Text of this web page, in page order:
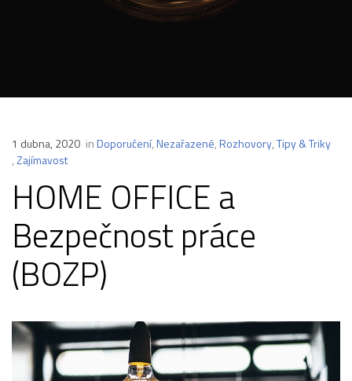
1 dubna, 2020 inDoporučení,Nezařazené,Rozhovory,Tipy & Triky
,Zajímavost
HOME OFFICE a
Bezpečnost práce
(BOZP)